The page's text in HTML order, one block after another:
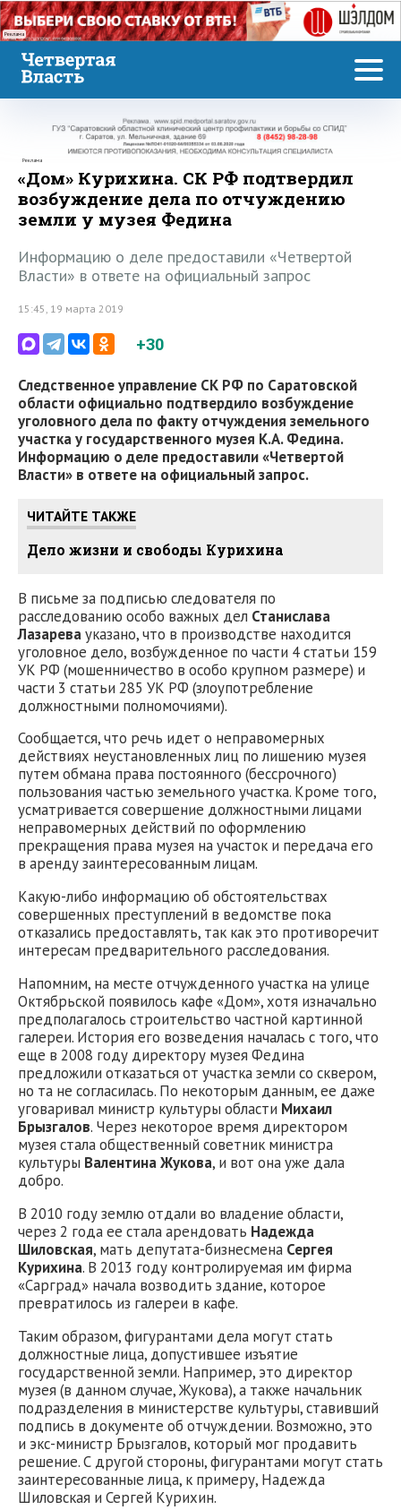
Реклама
Реклама
«Дом» Курихина. СК РФ подтвердил
возбуждение дела по отчуждению
земли у музея Федина
Информацию о деле предоставили «Четвертой
Власти» в ответе на официальный запрос
15:45, 19 марта 2019
+30
Следственное управление СК РФ по Саратовской
области официально подтвердило возбуждение
уголовного дела по факту отчуждения земельного
участка у государственного музея К.А. Федина.
Информацию о деле предоставили «Четвертой
Власти» в ответе на официальный запрос.
ЧИТАЙТЕ ТАКЖЕ
Дело жизни и свободы Курихина
В письме за подписью следователя по
расследованию особо важных дел Станислава
Лазаревауказано, что в производстве находится
уголовное дело, возбужденное по части 4 статьи 159
УК РФ (мошенничество в особо крупном размере) и
части 3 статьи 285 УК РФ (злоупотребление
должностными полномочиями).
Сообщается, что речь идет о неправомерных
действиях неустановленных лиц по лишению музея
путем обмана права постоянного (бессрочного)
пользования частью земельного участка. Кроме того,
усматривается совершение должностными лицами
неправомерных действий по оформлению
прекращения права музея на участок и передача его
в аренду заинтересованным лицам.
Какую-либо информацию об обстоятельствах
совершенных преступлений в ведомстве пока
отказались предоставлять, так как это противоречит
интересам предварительного расследования.
Напомним, на месте отчужденного участка на улице
Октябрьской появилось кафе «Дом», хотя изначально
предполагалось строительство частной картинной
галереи. История его возведения началась с того, что
еще в 2008 году директору музея Федина
предложили отказаться от участка земли со сквером,
но та не согласилась. По некоторым данным, ее даже
уговаривал министр культуры области Михаил
Брызгалов. Через некоторое время директором
музея стала общественный советник министра
культуры Валентина Жукова, и вот она уже дала
добро.
В 2010 году землю отдали во владение области,
через 2 года ее стала арендовать Надежда
Шиловская, мать депутата-бизнесмена Сергея
Курихина. В 2013 году контролируемая им фирма
«Сарград» начала возводить здание, которое
превратилось из галереи в кафе.
Таким образом, фигурантами дела могут стать
должностные лица, допустившее изъятие
государственной земли. Например, это директор
музея (в данном случае, Жукова), а также начальник
подразделения в министерстве культуры, ставивший
подпись в документе об отчуждении. Возможно, это
и экс-министр Брызгалов, который мог продавить
решение. С другой стороны, фигурантами могут стать
заинтересованные лица, к примеру, Надежда
Шиловская и Сергей Курихин.